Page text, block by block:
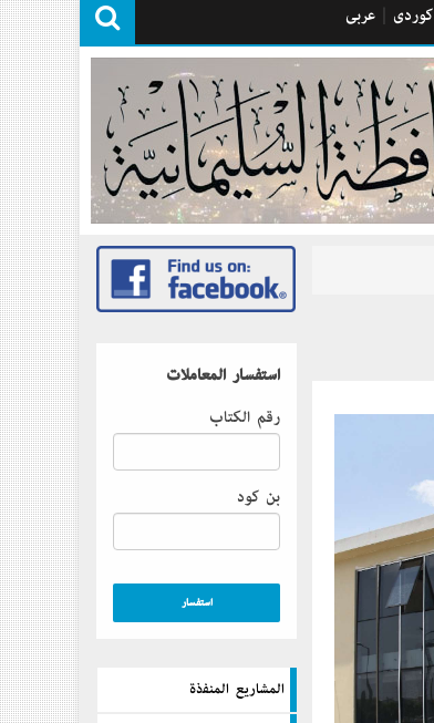
كوردی عربی
استفسار المعاملات
رقم الكتاب
بن كود
المشاريع المنفذة